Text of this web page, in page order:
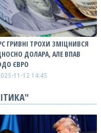
ГРИВНІ ТРОХИ ЗМІЦНИВСЯ
ДОЛАРА, АЛЕ ВПАВ
ЄВРО
11-12 14:45